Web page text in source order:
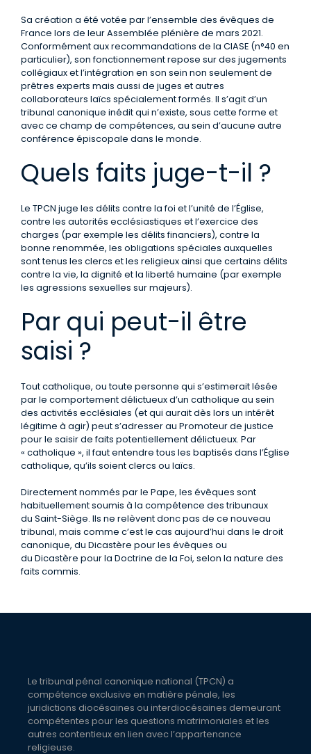
Sa création a été votée par l’ensemble des évêques de
France lors de leur Assemblée plénière de mars 2021.
Conformément aux recommandations de la CIASE (n°40 en
particulier), son fonctionnement repose sur des jugements
collégiaux et l’intégration en son sein non seulement de
prêtres experts mais aussi de juges et autres
collaborateurs laïcs spécialement formés. Il s’agit d’un
tribunal canonique inédit qui n’existe, sous cette forme et
avec ce champ de compétences, au sein d’aucune autre
conférence épiscopale dans le monde.
Quels faits juge-t-il ?
Le TPCN juge les délits contre la foi et l’unité de l’Église,
contre les autorités ecclésiastiques et l’exercice des
charges (par exemple les délits financiers), contre la
bonne renommée, les obligations spéciales auxquelles
sont tenus les clercs et les religieux ainsi que certains délits
contre la vie, la dignité et la liberté humaine (par exemple
les agressions sexuelles sur majeurs).
Par qui peut-il être
saisi ?
Tout catholique, ou toute personne qui s’estimerait lésée
par le comportement délictueux d’un catholique au sein
des activités ecclésiales (et qui aurait dès lors un intérêt
légitime à agir) peut s’adresser au Promoteur de justice
pour le saisir de faits potentiellement délictueux. Par
« catholique », il faut entendre tous les baptisés dans l’Église
catholique, qu’ils soient clercs ou laïcs.
Directement nommés par le Pape, les évêques sont
habituellement soumis à la compétence des tribunaux
du Saint-Siège. Ils ne relèvent donc pas de ce nouveau
tribunal, mais comme c’est le cas aujourd’hui dans le droit
canonique, du Dicastère pour les évêques ou
du Dicastère pour la Doctrine de la Foi, selon la nature des
faits commis.
Le tribunal pénal canonique national (TPCN) a
compétence exclusive en matière pénale, les
juridictions diocésaines ou interdiocésaines demeurant
compétentes pour les questions matrimoniales et les
autres contentieux en lien avec l’appartenance
religieuse.